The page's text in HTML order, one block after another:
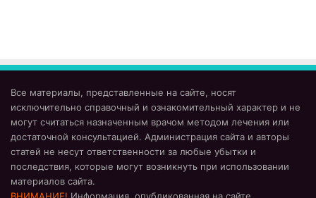
Все материалы, представленные на сайте, носят
исключительно справочный и ознакомительный характер и не
могут считаться назначенным врачом методом лечения или
достаточной консультацией. Администрация сайта и авторы
статей не несут ответственности за любые убытки и
последствия, которые могут возникнуть при использовании
материалов сайта.
ВНИМАНИЕ! Информация, опубликованная на сайте,